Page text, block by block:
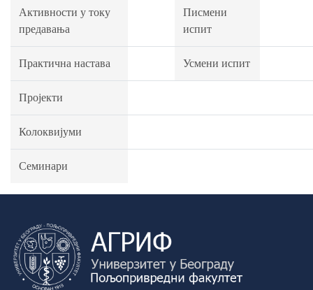
Активности у току
предавања
Писмени
испит
Практична настава Усмени испит
Пројекти
Колоквијуми
Семинари